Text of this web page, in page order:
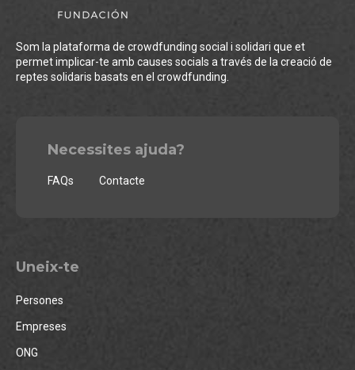
Som la plataforma de crowdfunding social i solidari que et
permet implicar-te amb causes socials a través de la creació de
reptes solidaris basats en el crowdfunding.
Necessites ajuda?
FAQs Contacte
Uneix-te
Persones
Empreses
ONG